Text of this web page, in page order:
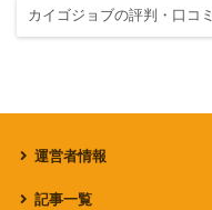
カイゴジョブの評判・口コミ
運営者情報
記事一覧